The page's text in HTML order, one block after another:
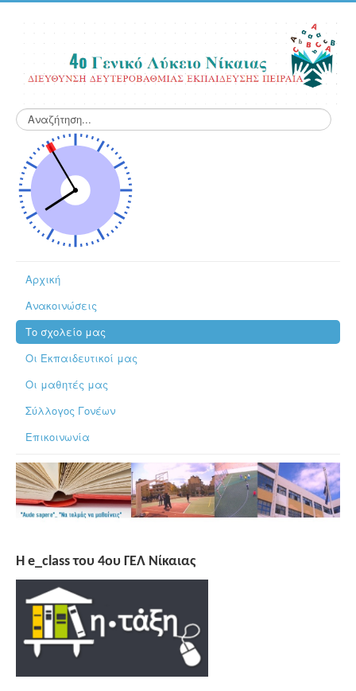
Αναζήτηση...
Αρχική
Ανακοινώσεις
Το σχολείο μας
Οι Εκπαιδευτικοί μας
Οι μαθητές μας
Σύλλογος Γονέων
Επικοινωνία
H e_class του 4ου ΓΕΛ Νίκαιας